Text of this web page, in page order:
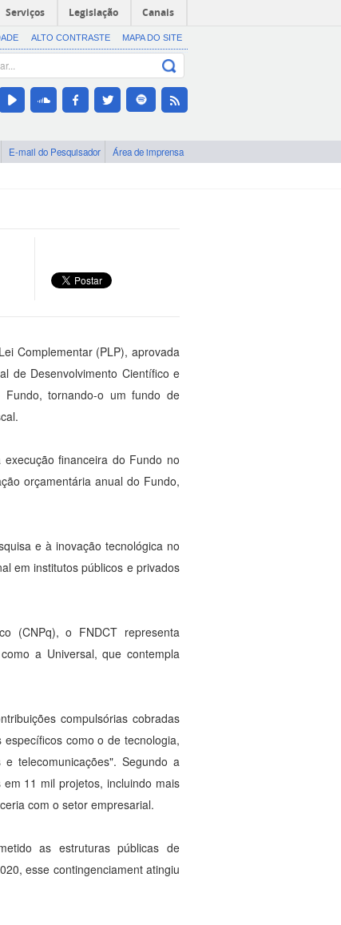
Serviços Legislação Canais
ALTO CONTRASTE MAPA DO SITE
E-mail do Pesquisador Área de imprensa
Complementar (PLP), aprovada
de Desenvolvimento Científico e
tornando-o um fundo de
financeira do Fundo no
orçamentária anual do Fundo,
e à inovação tecnológica no
em institutos públicos e privados
(CNPq), o FNDCT representa
a Universal, que contempla
compulsórias cobradas
como o de tecnologia,
telecomunicações". Segundo a
11 mil projetos, incluindo mais
com o setor empresarial.
as estruturas públicas de
esse contingenciament atingiu